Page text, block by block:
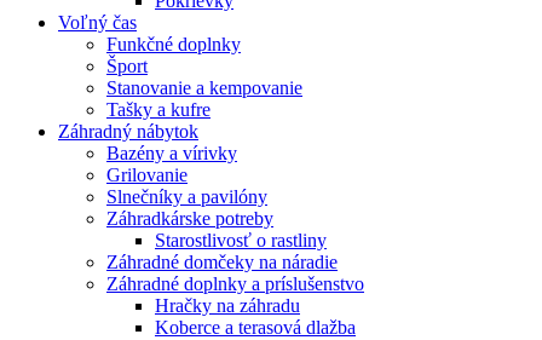
Voľný čas
Funkčné doplnky
Šport
Stanovanie a kempovanie
Tašky a kufre
Záhradný nábytok
Bazény a vírivky
Grilovanie
Slnečníky a pavilóny
Záhradkárske potreby
Starostlivosť o rastliny
Záhradné domčeky na náradie
Záhradné doplnky a príslušenstvo
Hračky na záhradu
Koberce a terasová dlažba